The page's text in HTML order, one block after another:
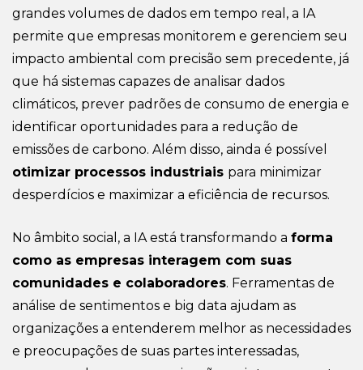
grandes volumes de dados em tempo real, a IA
permite que empresas monitorem e gerenciem seu
impacto ambiental com precisão sem precedente, já
que há sistemas capazes de analisar dados
climáticos, prever padrões de consumo de energia e
identificar oportunidades para a redução de
emissões de carbono. Além disso, ainda é possível
otimizar processos industriais para minimizar
desperdícios e maximizar a eficiência de recursos.
No âmbito social, a IA está transformando a forma
como as empresas interagem com suas
comunidades e colaboradores. Ferramentas de
análise de sentimentos e big data ajudam as
organizações a entenderem melhor as necessidades
e preocupações de suas partes interessadas,